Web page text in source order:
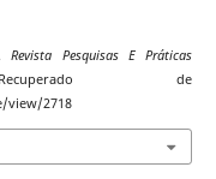
Revista Pesquisas E Práticas
de
view/2718